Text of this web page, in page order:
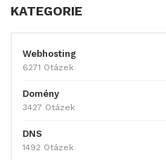
KATEGORIE
Webhosting
6271 Otázek
Domény
3427 Otázek
DNS
1492 Otázek